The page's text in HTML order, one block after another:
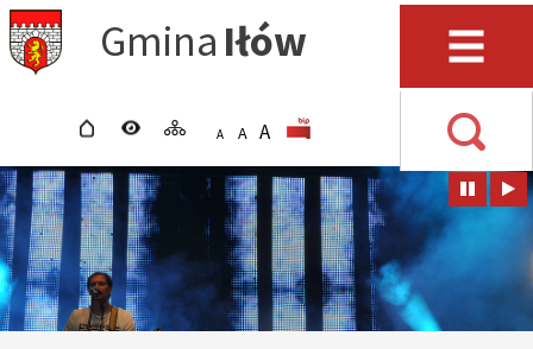
Przejdź do głównego
menu
Przejdź do treści
Przejdź do wyszukiwarki
Przejdź do mapy serwisu
Gmina Iłów Menu
strona głównawersja kontrastowa
mapa serwisu
APOMNIEJSZ CZCIONKĘ
A STANDARDOWY ROZMIAR
A POWIĘKSZ CZCIONKĘ
rozmiar czcionki